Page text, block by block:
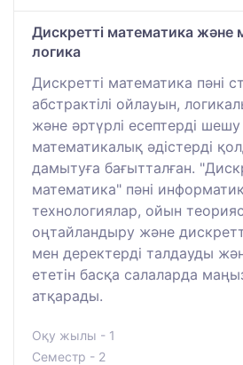
Дискретті математика және
логика
Дискретті математика пәні
абстрактілі ойлауын,
және әртүрлі есептерді шешу
математикалық әдістерді
дамытуға бағытталған.
математика" пәні
технологиялар, ойын
оңтайландыру және
мен деректерді талдауды
ететін басқа салаларда
атқарады.
Оқу жылы - 1
Семестр - 2